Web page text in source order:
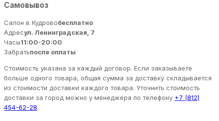
Самовывоз
Салон в Кудровобесплатно
Адресул. Ленинградская, 7
Часы11:00-20:00
Забратьпосле оплаты
Стоимость указана за каждый договор. Если заказываете
больше одного товара, общая сумма за доставку складывается
из стоимости доставки каждого товара. Уточнить стоимость
доставки за город можно у менеджера по телефону +7 (812)
454-62-28.